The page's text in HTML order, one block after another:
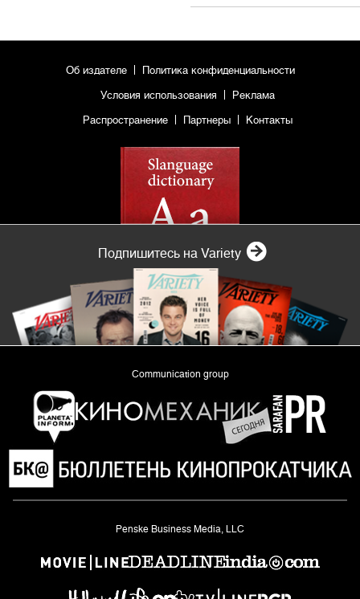
Об издателе Политика конфиденциальности
Условия использования Реклама
Распространение Партнеры Контакты
Подпишитесь на Variety
Communication group
«Planeta Inform»
Penske Business Media, LLC